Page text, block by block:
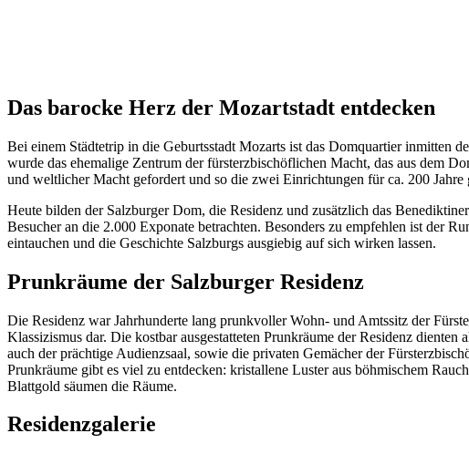
Das barocke Herz der Mozartstadt entdecken
Bei einem Städtetrip in die Geburtsstadt Mozarts ist das Domquartier inmitten
wurde das ehemalige Zentrum der fürsterzbischöflichen Macht, das aus dem
und weltlicher Macht gefordert und so die zwei Einrichtungen für ca. 200 Jahre
Heute bilden der Salzburger Dom, die Residenz und zusätzlich das
Besucher an die 2.000 Exponate betrachten. Besonders zu empfehlen ist der
eintauchen und die Geschichte Salzburgs ausgiebig auf sich wirken lassen.
Prunkräume der Salzburger Residenz
Die Residenz war Jahrhunderte lang prunkvoller Wohn- und Amtssitz der
Klassizismus dar. Die kostbar ausgestatteten Prunkräume der Residenz
auch der prächtige Audienzsaal, sowie die privaten Gemächer der
Prunkräume gibt es viel zu entdecken: kristallene Luster aus böhmischem
Blattgold säumen die Räume.
Residenzgalerie